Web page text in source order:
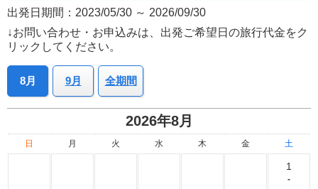
出発日期間：2023/05/30 ～ 2026/09/30
↓お問い合わせ・お申込みは、出発ご希望日の旅行代金をク
リックしてください。
8月 9月 全期間
2026年8月
日 月 火 水 木 金 土
1
-